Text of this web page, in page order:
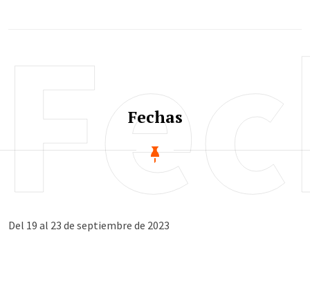
Fechas
Del 19 al 23 de septiembre de 2023